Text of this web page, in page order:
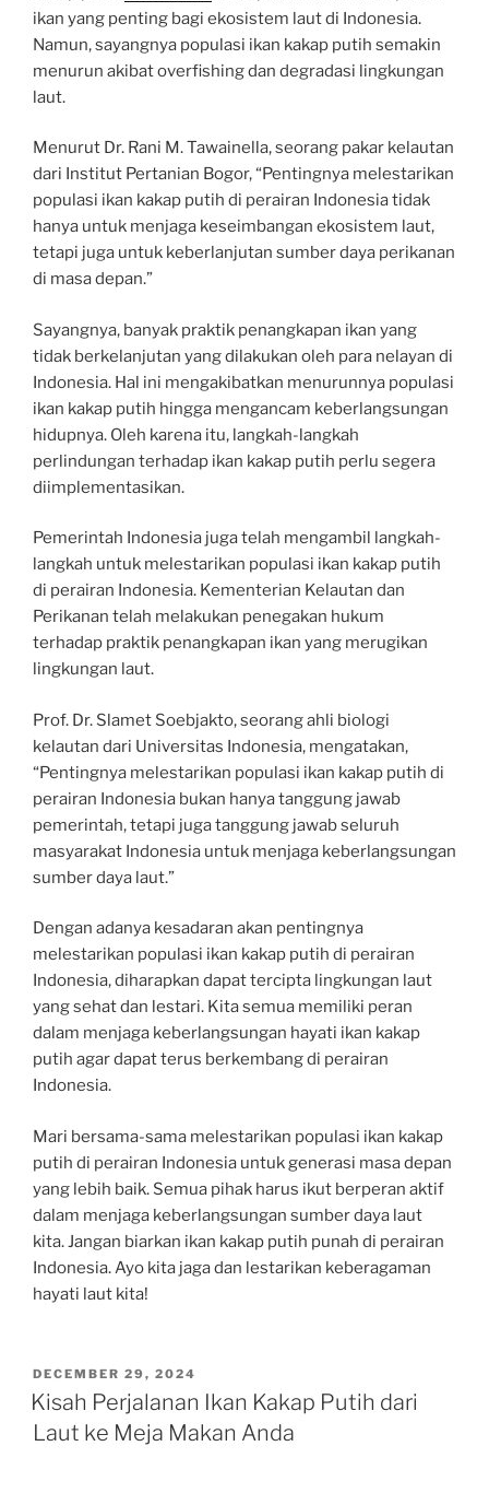
ikan yang penting bagi ekosistem laut di Indonesia.
Namun, sayangnya populasi ikan kakap putih semakin
menurun akibat overfishing dan degradasi lingkungan
laut.
Menurut Dr. Rani M. Tawainella, seorang pakar kelautan
dari Institut Pertanian Bogor, “Pentingnya melestarikan
populasi ikan kakap putih di perairan Indonesia tidak
hanya untuk menjaga keseimbangan ekosistem laut,
tetapi juga untuk keberlanjutan sumber daya perikanan
di masa depan.”
Sayangnya, banyak praktik penangkapan ikan yang
tidak berkelanjutan yang dilakukan oleh para nelayan di
Indonesia. Hal ini mengakibatkan menurunnya populasi
ikan kakap putih hingga mengancam keberlangsungan
hidupnya. Oleh karena itu, langkah-langkah
perlindungan terhadap ikan kakap putih perlu segera
diimplementasikan.
Pemerintah Indonesia juga telah mengambil langkah-
langkah untuk melestarikan populasi ikan kakap putih
di perairan Indonesia. Kementerian Kelautan dan
Perikanan telah melakukan penegakan hukum
terhadap praktik penangkapan ikan yang merugikan
lingkungan laut.
Prof. Dr. Slamet Soebjakto, seorang ahli biologi
kelautan dari Universitas Indonesia, mengatakan,
“Pentingnya melestarikan populasi ikan kakap putih di
perairan Indonesia bukan hanya tanggung jawab
pemerintah, tetapi juga tanggung jawab seluruh
masyarakat Indonesia untuk menjaga keberlangsungan
sumber daya laut.”
Dengan adanya kesadaran akan pentingnya
melestarikan populasi ikan kakap putih di perairan
Indonesia, diharapkan dapat tercipta lingkungan laut
yang sehat dan lestari. Kita semua memiliki peran
dalam menjaga keberlangsungan hayati ikan kakap
putih agar dapat terus berkembang di perairan
Indonesia.
Mari bersama-sama melestarikan populasi ikan kakap
putih di perairan Indonesia untuk generasi masa depan
yang lebih baik. Semua pihak harus ikut berperan aktif
dalam menjaga keberlangsungan sumber daya laut
kita. Jangan biarkan ikan kakap putih punah di perairan
Indonesia. Ayo kita jaga dan lestarikan keberagaman
hayati laut kita!
POSTED
ON
DECEMBER 29, 2024
Kisah Perjalanan Ikan Kakap Putih dari
Laut ke Meja Makan Anda